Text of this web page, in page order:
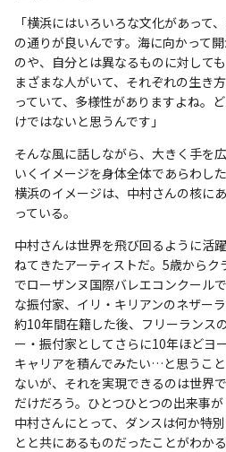
「横浜にはいろいろな文化があって
の通りが良いんです。海に向かって
のや、自分とは異なるものに対して
まざまな人がいて、それぞれの生き
っていて、多様性がありますよね。
けではないと思うんです」
そんな風に話しながら、大きく手を
いくイメージを身体全体であらわし
横浜のイメージは、中村さんの核に
っている。
中村さんは世界を飛び回るように活
ねてきたアーティストだ。5歳から
でローザンヌ国際バレエコンクール
な振付家、イリ・キリアンのネザー
約10年間在籍した後、フリーランス
ー・振付家としてさらに10年ほどヨ
キャリアを積んでみたい…と思うこ
ないが、それを実現できるのは世界
だけだろう。ひとつひとつの出来事
中村さんにとって、ダンスは何か特
とと共にあるものだったことがわかる